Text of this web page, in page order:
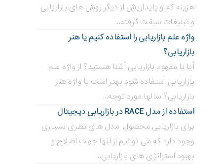
هزینه کم و پایداریش از دیگر روش های بازاریابی
و تبلیغات سبقت گرفته...
واژه علم بازاریابی را استفاده کنیم یا هنر
بازاریابی؟
آیا با مفهوم بازاریابی آشنا هستید؟ از واژه علم
بازاریابی استفاده شود بهتر است یا واژه هنر
بازاریابی؟ سالها مورد توجه...
استفاده از مدل RACE در بازاریابی دیجیتال
برای بازاریابی محصول مدل های نظری بسیاری
وجود دارد که می توانیم از آنها جهت اصلاح و
بهبود استراتژی های بازاریابی...